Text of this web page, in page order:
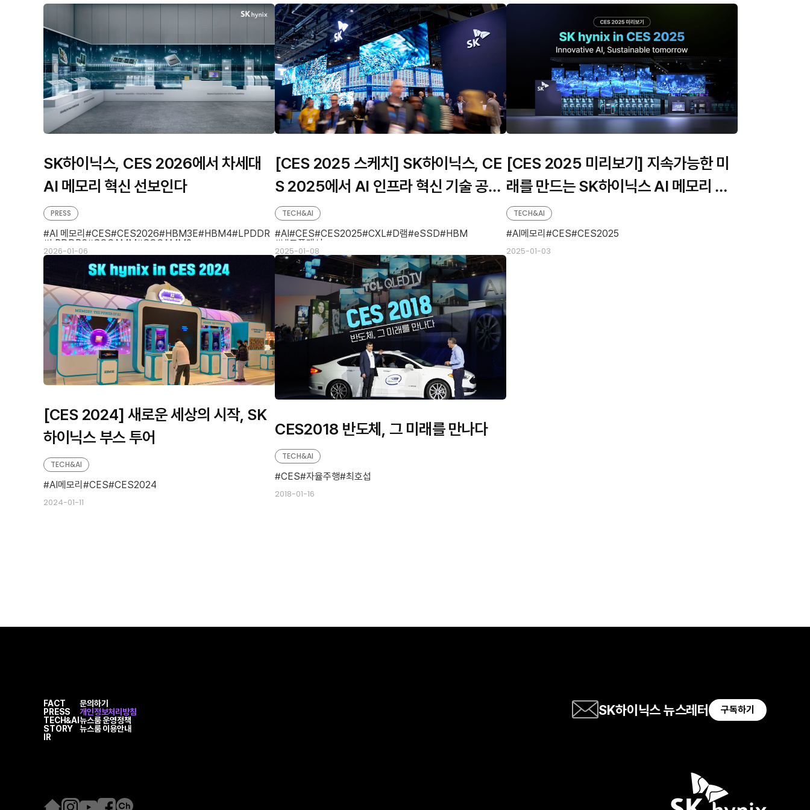
SK하이닉스, CES 2026에서 차세대
AI 메모리 혁신 선보인다
2026-01-06
PRESS
AI 메모리 CES CES2026 HBM3E HBM4
LPDDR
LPDDR6
SOCAMM SOCAMM2
[CES 2025 스케치] SK하이닉스, CE
S 2025에서 AI 인프라 혁신 기술 공
개… ‘지속 가능한 미래’ 선도
2025-01-08
TECH&AI
AI CES CES2025 CXL D램 eSSD HBM
낸드플래시
[CES 2025 미리보기] 지속가능한 미
래를 만드는 SK하이닉스 AI 메모리 W
ave
2025-01-03
TECH&AI
AI메모리 CES CES2025
[CES 2024] 새로운 세상의 시작, SK
하이닉스 부스 투어
2024-01-11
TECH&AI
AI메모리 CES CES2024
CES2018 반도체, 그 미래를 만나다
2018-01-16
TECH&AI
CES 자율주행 최호섭
FACT
PRESS
TECH&AI
STORY
IR
문의하기
개인정보처리방침
뉴스룸 운영정책
뉴스룸 이용안내
SK하이닉스 뉴스레터 구독하기
홈 인 유 페 카